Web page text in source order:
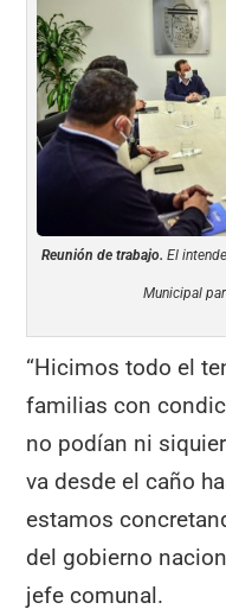
Reunión de trabajo. El
Municipal
“Hicimos todo el
familias con
no podían ni
va desde el caño
estamos
del gobierno
jefe comunal.